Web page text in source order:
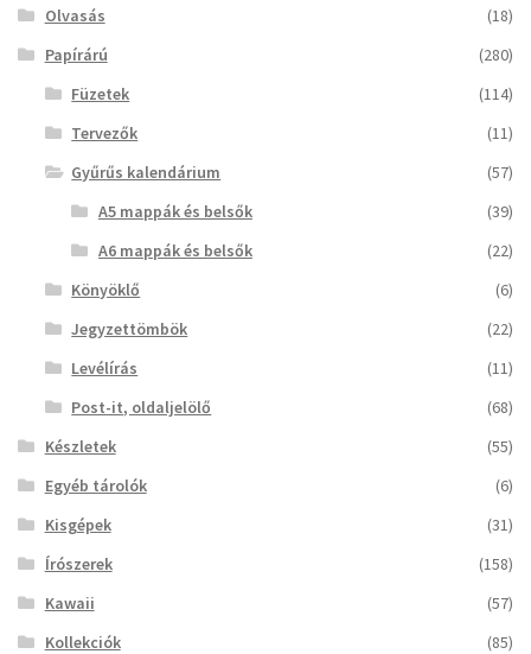
Olvasás
(18)
Papírárú
(280)
Füzetek
(114)
Tervezők
(11)
Gyűrűs kalendárium
(57)
A5 mappák és belsők
(39)
A6 mappák és belsők
(22)
Könyöklő
(6)
Jegyzettömbök
(22)
Levélírás
(11)
Post-it, oldaljelölő
(68)
Készletek
(55)
Egyéb tárolók
(6)
Kisgépek
(31)
Írószerek
(158)
Kawaii
(57)
Kollekciók
(85)